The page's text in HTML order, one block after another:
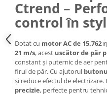
Ctrend –
control în
Dotat cu motor AC de 15.762
21 m/s, acest uscător de păr
constant și puternic de aer
firul de păr. Cu ajutorul
și reduce efectul de
precizie, perfecte pentru